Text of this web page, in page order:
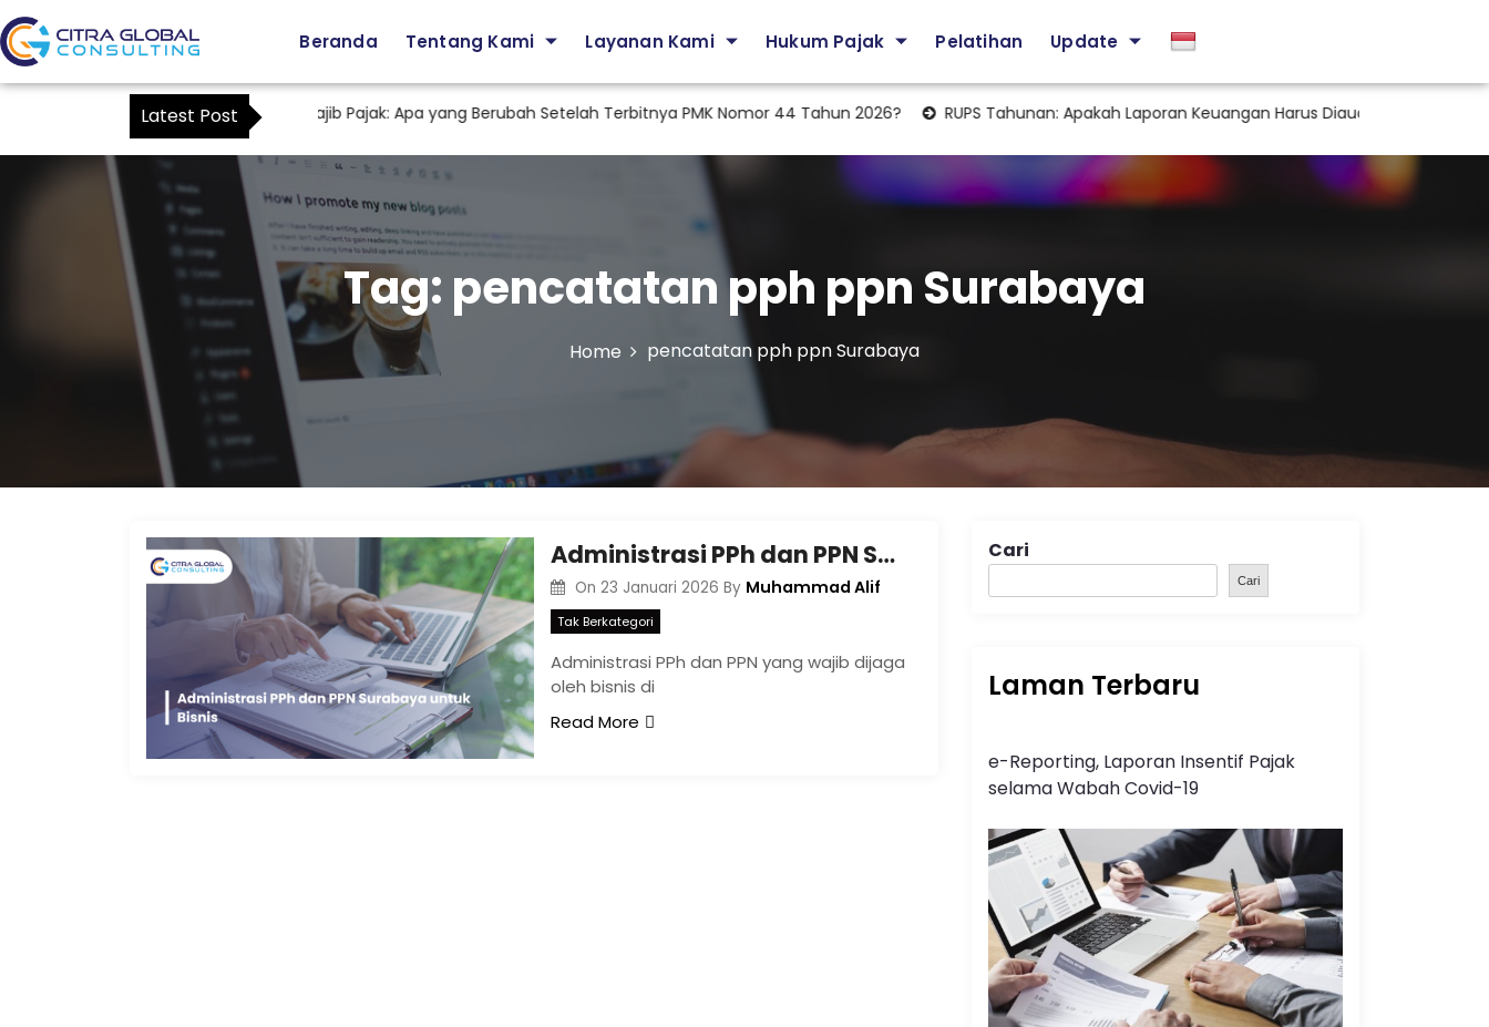
Beranda Tentang Kami Layanan Kami Hukum Pajak Pelatihan Update
Latest Post
Staf Tax sebagai Kuasa Wajib Pajak: Apa yang Berubah Setelah Terbitnya PMK Nomor 44 Tahun 2026? RUPS Tahunan: Apakah Laporan Keuangan Harus Diaudit KAP?
Tag: pencatatan pph ppn Surabaya
Home pencatatan pph ppn Surabaya
Administrasi PPh dan PPN Surabaya untuk Bisnis
On 23 Januari 2026 By Muhammad Alif
Tak Berkategori
Administrasi PPh dan PPN yang wajib dijaga
oleh bisnis di
Read More
Cari
Cari
Laman Terbaru
e-Reporting, Laporan Insentif Pajak
selama Wabah Covid-19